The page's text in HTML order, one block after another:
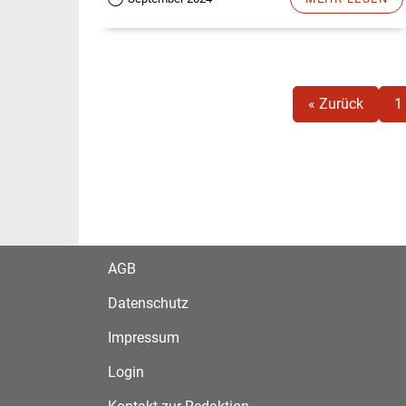
« Zurück 1
AGB
Datenschutz
Impressum
Login